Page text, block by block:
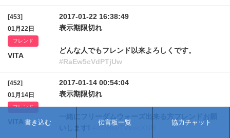
[453]
01月22日
フレンド
VITA
2017-01-22 16:38:49
表示期限切れ
どんな人でもフレンド以来よろしくです。
#RaEw5cVdPTjUw
[452]
01月14日
フレンド
2017-01-14 00:54:04
表示期限切れ
#0OHIwTVkxcXNR
書き込む 伝言板一覧 協力チャット